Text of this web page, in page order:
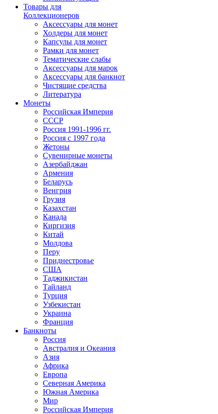
Товары для
Коллекционеров
Аксессуары для монет
Холдеры для монет
Капсулы для монет
Рамки для монет
Тематические слабы
Аксессуары для марок
Аксессуары для банкнот
Чистящие средства
Литература
Монеты
Российская Империя
СССР
Россия 1991-1996 гг.
Россия с 1997 года
Жетоны
Сувенирные монеты
Азербайджан
Армения
Беларусь
Венгрия
Грузия
Казахстан
Канада
Киргизия
Китай
Молдова
Перу
Приднестровье
США
Таджикистан
Тайланд
Турция
Узбекистан
Украина
Франция
Банкноты
Россия
Австралия и Океания
Азия
Африка
Европа
Северная Америка
Южная Америка
Мир
Российская Империя